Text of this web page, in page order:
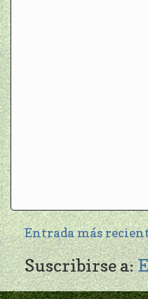
Entrada más
Suscribirse a: